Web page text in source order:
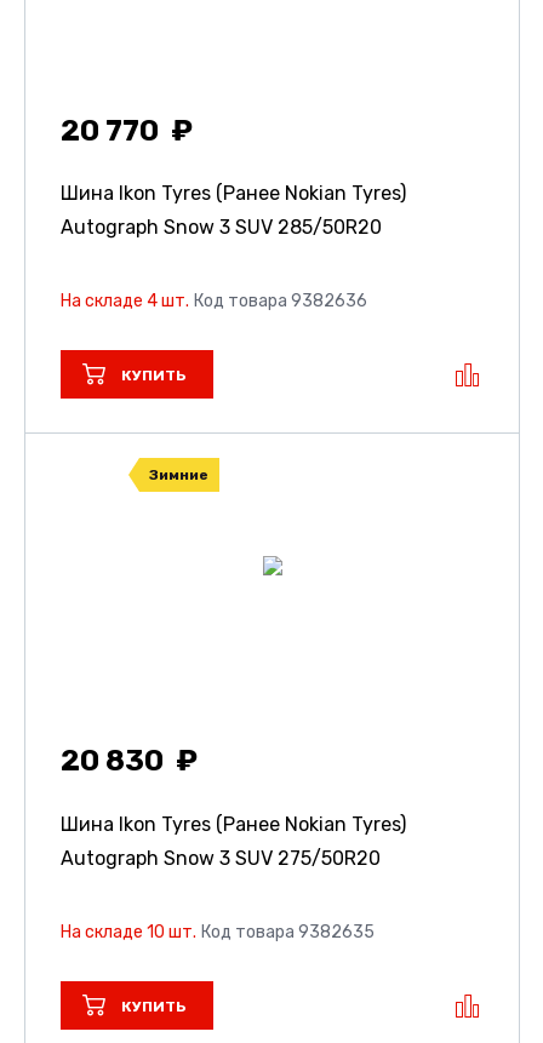
20 770
Шина Ikon Tyres (Ранее Nokian Tyres)
Autograph Snow 3 SUV 285/50R20
На складе 4 шт. Код товара 9382636
КУПИТЬ
Зимние
20 830
Шина Ikon Tyres (Ранее Nokian Tyres)
Autograph Snow 3 SUV 275/50R20
На складе 10 шт. Код товара 9382635
КУПИТЬ